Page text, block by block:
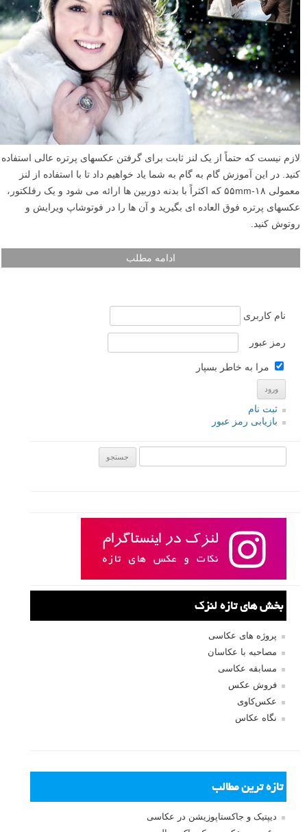
لازم نیست که حتماً از یک لنز ثابت برای گرفتن عکسهای پرتره عالی استفاده
کنید. در این آموزش گام به گام به شما یاد خواهیم داد تا با استفاده از لنز
معمولی ۱۸-۵۵mm که اکثراً با بدنه دوربین ها ارائه می شود و یک رفلکتور،
عکسهای پرتره فوق العاده ای بگیرید و آن ها را در فوتوشاپ ویرایش و
روتوش کنید.
ادامه مطلب
نام کاربری
رمز عبور
مرا به خاطر بسپار
ثبت نام
بازیابی رمز عبور
بخش های تازه لنزک
پروژه های عکاسی
مصاحبه با عکاسان
مسابقه عکاسی
فروش عکس
عکس‌کاوی
نگاه عکاس
تازه ترین مطالب
دیپتیک و جاکستا‌پوزیشن در عکاسی